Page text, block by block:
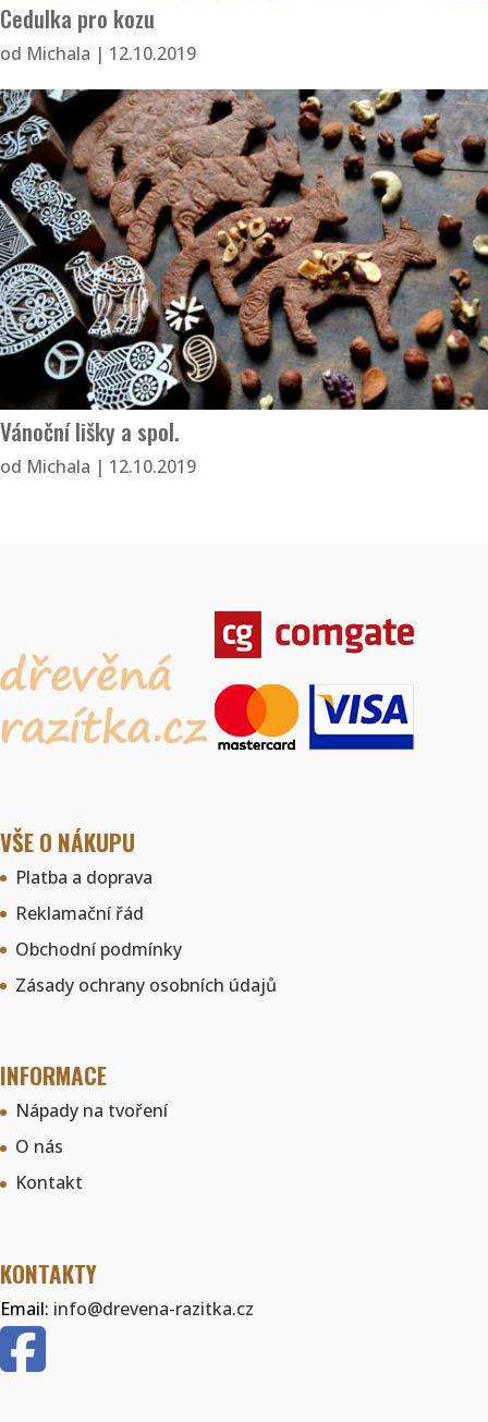
Cedulka pro kozu
od Michala | 12.10.2019
Vánoční lišky a spol.
od Michala | 12.10.2019
VŠE O NÁKUPU
Platba a doprava
Reklamační řád
Obchodní podmínky
Zásady ochrany osobních údajů
INFORMACE
Nápady na tvoření
O nás
Kontakt
KONTAKTY
Email: info@drevena-razitka.cz